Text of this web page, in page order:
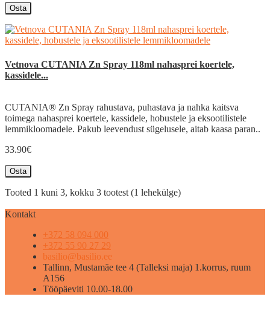
Osta
Vetnova CUTANIA Zn Spray 118ml nahasprei koertele,
kassidele...
CUTANIA® Zn Spray rahustava, puhastava ja nahka kaitsva
toimega nahasprei koertele, kassidele, hobustele ja eksootilistele
lemmikloomadele. Pakub leevendust sügelusele, aitab kaasa paran..
33.90€
Osta
Tooted 1 kuni 3, kokku 3 tootest (1 lehekülge)
Kontakt
+372 58 094 000
+372 55 90 27 29
basilio@basilio.ee
Tallinn, Mustamäe tee 4 (Talleksi maja) 1.korrus, ruum
A156
Tööpäeviti 10.00-18.00